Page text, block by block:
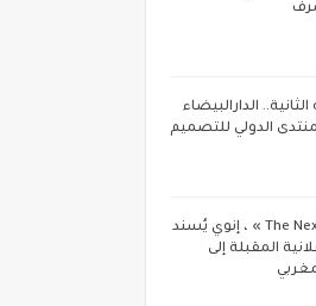
الدارالبيضاء
الدولي للتصميم
مع « The Next Ad » ، إنوي يُسند
المقبلة إلى